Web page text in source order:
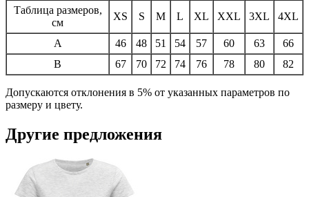
Таблица размеров,
см
XS S M L XL XXL 3XL 4XL
A 46 48 51 54 57 60 63
66
B
67 70 72 74 76 78 80 82
Допускаются отклонения в 5% от указанных параметров по
размеру и цвету.
Другие предложения